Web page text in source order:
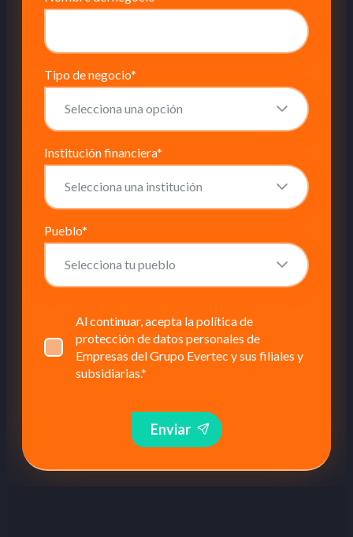
Tipo de negocio*
Institución financiera*
Pueblo*
Al continuar, acepta la política de
protección de datos personales de
Empresas del Grupo Evertec y sus filiales y
subsidiarias.*
Enviar